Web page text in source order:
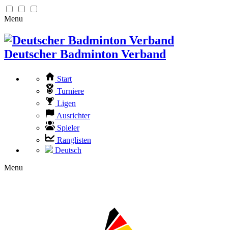
Menu
Deutscher Badminton Verband
Start
Turniere
Ligen
Ausrichter
Spieler
Ranglisten
Deutsch
Menu